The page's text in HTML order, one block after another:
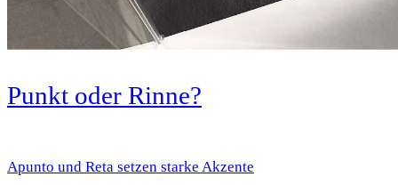
Punkt oder Rinne?
Apunto und Reta setzen starke Akzente